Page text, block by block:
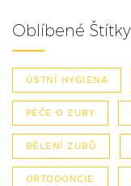
Oblíbené Štítky
ÚSTNÍ HYGIENA
PÉČE O ZUBY
BĚLENÍ ZUBŮ
ORTODONCIE